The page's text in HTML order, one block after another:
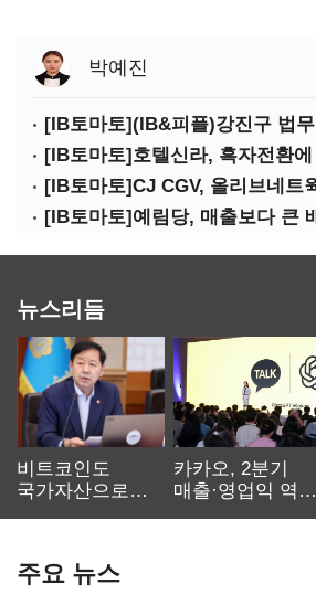
박예진
뉴스리듬
비트코인도
국가자산으로…'
카카오, 2분기
매출·영업익 역대
주요 뉴스